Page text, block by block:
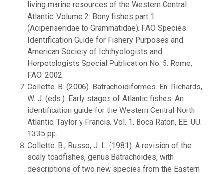
living marine resources of the Western Central
Atlantic. Volume 2: Bony fishes part 1
(Acipenseridae to Grammatidae). FAO Species
Identification Guide for Fishery Purposes and
American Society of Ichthyologists and
Herpetologists Special Publication No. 5. Rome,
FAO. 2002.
Collette, B. (2006). Batrachoidiformes. En: Richards,
W. J. (eds.). Early stages of Atlantic fishes. An
identification guide for the Western Central North
Atlantic. Taylor y Francis. Vol. 1. Boca Raton, EE. UU.
1335 pp.
Collette, B., Russo, J. L. (1981). A revision of the
scaly toadfishes, genus Batrachoides, with
descriptions of two new species from the Eastern